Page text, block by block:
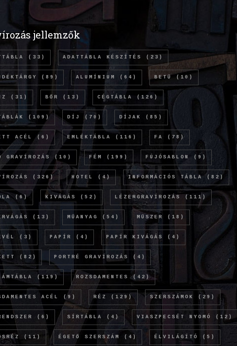
jellemzők
(33) ADATTÁBLA KÉSZÍTÉS (23)
(89) ALUMÍNIUM (64) BETŰ (10)
(31) BŐR (13) CÉGTÁBLA (126)
(109) DÍJ (70) DÍJAK (85)
ACÉL (6) EMLÉKTÁBLA (116) FA (78)
GRAVÍROZÁS (10) FÉM (199) FÚJÓSABLON (9)
(326) HOTEL (4) INFORMÁCIÓS TÁBLA (82)
(6) KIVÁGÁS (52) LÉZERGRAVÍROZÁS (111)
(13) MŰANYAG (54) MŰSZER (18)
(3) PAPÍR (4) PAPÍR KIVÁGÁS (4)
(82) PORTRÉ GRAVÍROZÁS (4)
(119) ROZSDAMENTES (42)
ACÉL (9) RÉZ (129) SZERSZÁMOK (29)
(6) SÍRTÁBLA (4) VIASZPECSÉT NYOMÓ (12)
(11) ÉGETŐ SZERSZÁM (4) ÉLVILÁGÍTÓ (5)